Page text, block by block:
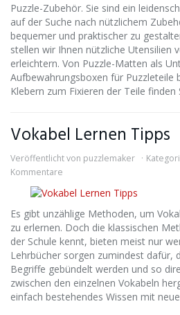
Puzzle-Zubehör. Sie sind ein
auf der Suche nach nützlichem
bequemer und praktischer zu
stellen wir Ihnen nützliche Utensilien
erleichtern. Von Puzzle-Matten als
Aufbewahrungsboxen für Puzzleteile
Klebern zum Fixieren der Teile finden
Vokabel Lernen Tipps
Veröffentlicht von puzzlemaker
Kommentare
Es gibt unzählige Methoden, um
zu erlernen. Doch die klassischen
der Schule kennt, bieten meist nur
Lehrbücher sorgen zumindest dafür,
Begriffe gebündelt werden und so
zwischen den einzelnen Vokabeln
einfach bestehendes Wissen mit